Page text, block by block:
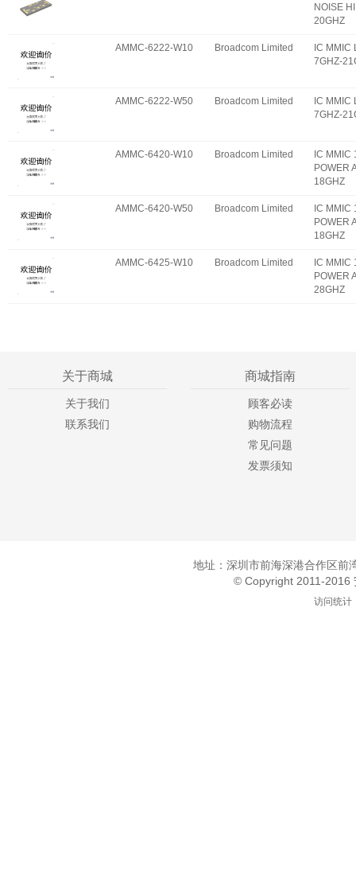
NOISE
20GHZ
AMMC-6222-W10 Broadcom Limited
IC MMIC
7GHZ-
AMMC-6222-W50 Broadcom Limited
IC MMIC
7GHZ-
AMMC-6420-W10 Broadcom Limited
IC MMIC
POWER
18GHZ
AMMC-6420-W50 Broadcom Limited
IC MMIC
POWER
18GHZ
AMMC-6425-W10 Broadcom Limited
IC MMIC
POWER
28GHZ
关于商城
关于我们
联系我们
商城指南
顾客必读
购物流程
常见问题
发票须知
地址：深圳市前海深港合作区前
© Copyright 2011-2016
访问统计